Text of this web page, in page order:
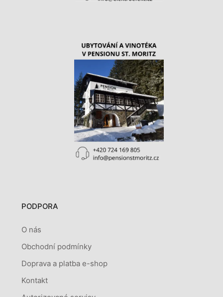
PODPORA
O nás
Obchodní podmínky
Doprava a platba e-shop
Kontakt